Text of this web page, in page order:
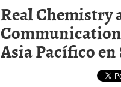
Real
Asia Pacífico